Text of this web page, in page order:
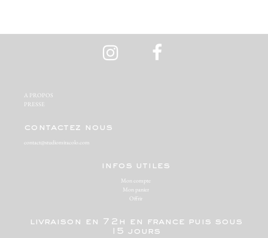
A PROPOS‬
PRESSE‬
contactez nous
contact@studiomiracolo.com
infos utiles
Mon compte
Mon panier
Offrir
livraison en 72h en france puis sous
15 jours